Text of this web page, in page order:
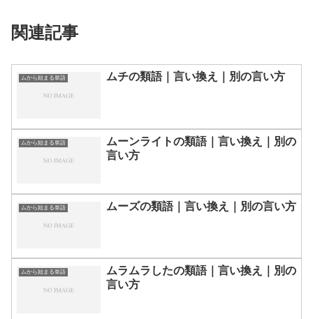
関連記事
ムから始まる単語 ムチの類語｜言い換え｜別の言い方
ムから始まる単語
ムーンライトの類語｜言い換え｜別の
言い方
ムから始まる単語 ムーズの類語｜言い換え｜別の言い方
ムから始まる単語
ムラムラしたの類語｜言い換え｜別の
言い方